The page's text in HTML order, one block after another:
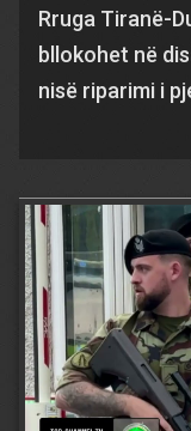
Rruga Tiranë-
bllokohet në
nisë riparimi i